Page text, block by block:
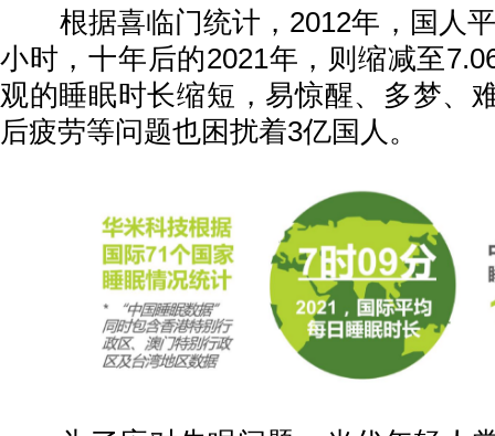
根据喜临门统计，2012年，国人平
小时，十年后的2021年，则缩减至
观的睡眠时长缩短，易惊醒、多梦、
后疲劳等问题也困扰着3亿国人。